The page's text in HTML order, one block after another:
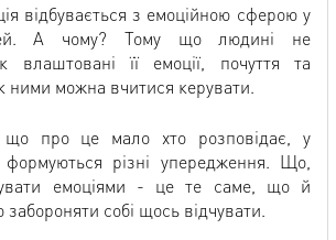
відбувається з емоційною сферою у
А чому? Тому що людині не
влаштовані її емоції, почуття та
ними можна вчитися керувати.
про це мало хто розповідає, у
різні упередження. Що,
емоціями - це те саме, що й
собі щось відчувати.